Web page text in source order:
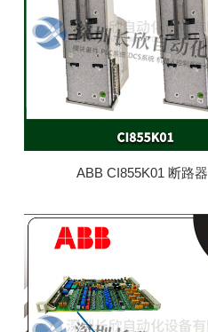
ABB CI855K01 断路器